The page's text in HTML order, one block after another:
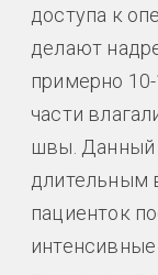
доступа к
делают
примерно
части
швы. Данный
длительным
пациенток